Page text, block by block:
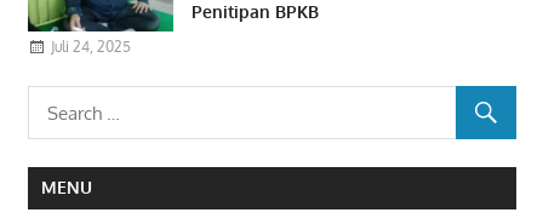
Penitipan BPKB
Juli 24, 2025
MENU